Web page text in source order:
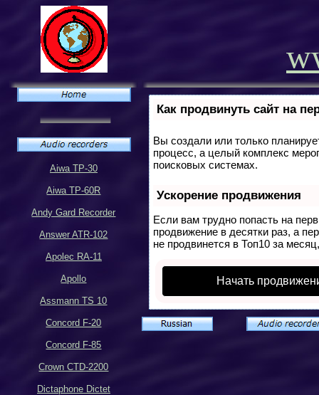
Aiwa TP-30
Aiwa TP-60R
Andy Gard Recorder
Answer ATR-102
Apolec RA-11
Apollo
Assmann TS 10
Concord F-20
Concord F-85
Crown CTD-2200
Dictaphone Dictet
Как продвинуть сайт на
Вы создали или только
процесс, а целый комплекс
поисковых системах.
Ускорение продвижения
Если вам трудно попасть на
продвижение в десятки раз, а
не продвинется в Топ10 за
Начать